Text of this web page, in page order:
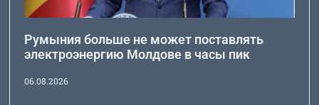
Румыния больше не может поставлять
электроэнергию Молдове в часы пик
06.08.2026